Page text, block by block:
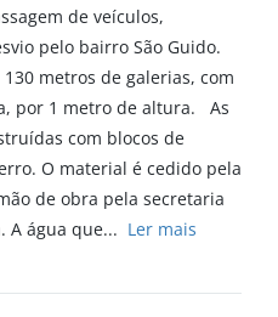
de veículos,
pelo bairro São Guido.
metros de galerias, com
por 1 metro de altura. As
com blocos de
O material é cedido pela
de obra pela secretaria
A água que... Ler mais